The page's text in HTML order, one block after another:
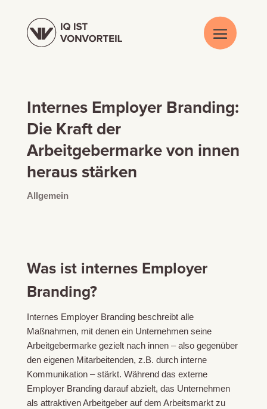
Internes Employer Branding:
Die Kraft der
Arbeitgebermarke von innen
heraus stärken
Allgemein
Was ist internes Employer
Branding?
Internes Employer Branding beschreibt alle
Maßnahmen, mit denen ein Unternehmen seine
Arbeitgebermarke gezielt nach innen – also gegenüber
den eigenen Mitarbeitenden, z.B. durch interne
Kommunikation – stärkt. Während das externe
Employer Branding darauf abzielt, das Unternehmen
als attraktiven Arbeitgeber auf dem Arbeitsmarkt zu